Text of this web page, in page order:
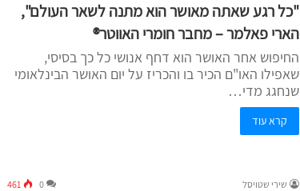
"כל רגע שאתה מאושר הוא מתנה לשאר העולם",
הארי פאלמר – מחבר חומרי האווטר®
החיפוש אחר האושר הוא דחף אנושי כל כך בסיסי,
שאפילו האו"ם הכיר בו והכריז על יום האושר הבינלאומי
שנחגג מדי…
קרא עוד
שירי שטויסל 0
461